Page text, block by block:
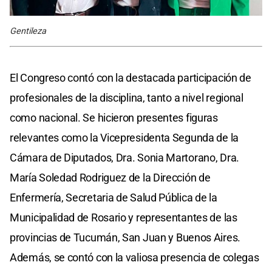
Gentileza
El Congreso contó con la destacada participación de
profesionales de la disciplina, tanto a nivel regional
como nacional. Se hicieron presentes figuras
relevantes como la Vicepresidenta Segunda de la
Cámara de Diputados, Dra. Sonia Martorano, Dra.
María Soledad Rodriguez de la Dirección de
Enfermería, Secretaria de Salud Pública de la
Municipalidad de Rosario y representantes de las
provincias de Tucumán, San Juan y Buenos Aires.
Además, se contó con la valiosa presencia de colegas